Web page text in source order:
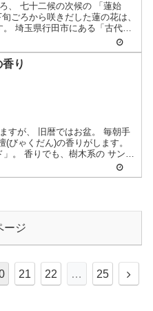
、 七十二候の次候の 「蓮始
ごろから咲きだした蓮の花は、
埼玉県行田市にある「古代蓮
り
すが、 旧暦ではお盆。 毎朝手
びゃくだん)の香りがします。
。 香りでも、樹木系の サンダ
ージ
21 22 … 25
次